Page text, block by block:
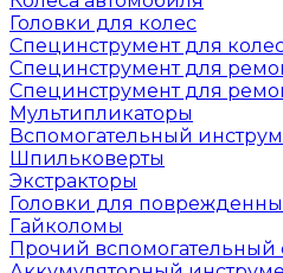
Головки для колес
Специнструмент для
Специнструмент для
Специнструмент для
Мультипликаторы
Вспомогательный
Шпильковерты
Экстракторы
Головки для
Гайколомы
Прочий вспомогательный